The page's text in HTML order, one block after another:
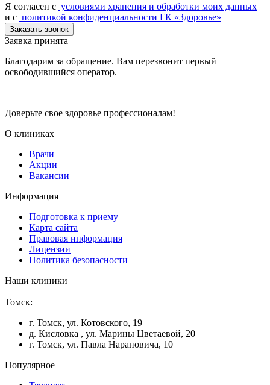
Я согласен c условиями хранения и обработки моих данных
и с политикой конфиденциальности ГК «Здоровье»
Заказать звонок
Заявка принята
Благодарим за обращение. Вам перезвонит первый
освободившийся оператор.
Доверьте свое здоровье профессионалам!
О клиниках
Врачи
Акции
Вакансии
Информация
Подготовка к приему
Карта сайта
Правовая информация
Лицензии
Политика безопасности
Наши клиники
Томск:
г. Томск, ул. Котовского, 19
д. Кисловка , ул. Марины Цветаевой, 20
г. Томск, ул. Павла Нарановича, 10
Популярное